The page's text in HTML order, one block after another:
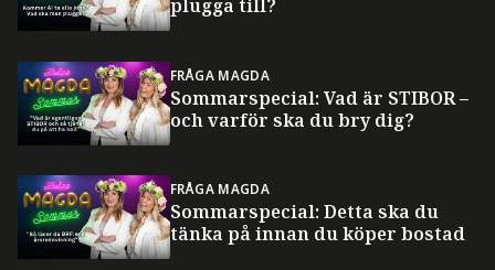
plugga till?
FRÅGA MAGDA
Sommarspecial: Vad är STIBOR –
och varför ska du bry dig?
FRÅGA MAGDA
Sommarspecial: Detta ska du
tänka på innan du köper bostad